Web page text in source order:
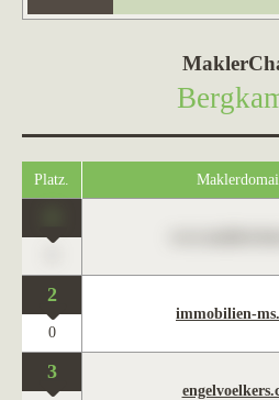
Platz.
2
immobilien-
0
3